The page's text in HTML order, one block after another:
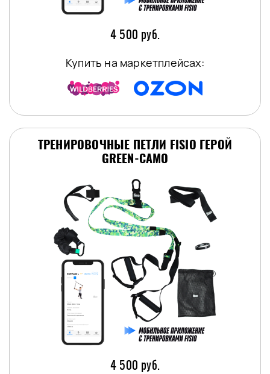
4 500 руб.
Купить на маркетплейсах:
ТРЕНИРОВОЧНЫЕ ПЕТЛИ FISIO ГЕРОЙ
GREEN-CAMO
4 500 руб.